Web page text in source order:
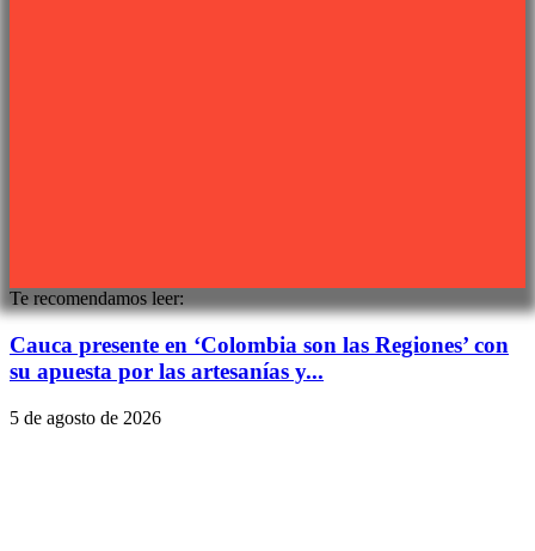
Te recomendamos leer:
Cauca presente en ‘Colombia son las Regiones’ con
su apuesta por las artesanías y...
5 de agosto de 2026